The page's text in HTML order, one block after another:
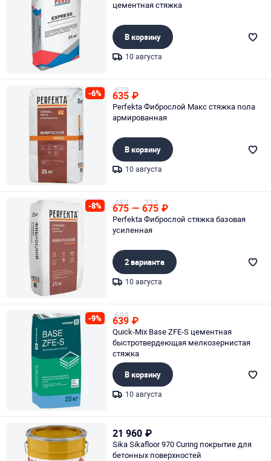
цементная стяжка
В корзину
10 августа
-6% 679
635 ₽
Perfekta Фиброслой Макс стяжка пола
армированная
В корзину
10 августа
-8% 482
675 — 712
675 ₽
Perfekta Фиброслой стяжка базовая
усиленная
2 варианта
10 августа
-9% 699
639 ₽
Quick-Mix Base ZFE-S цементная
быстротвердеющая мелкозернистая
стяжка
В корзину
10 августа
21 960 ₽
Sika Sikafloor 970 Curing покрытие для
бетонных поверхностей